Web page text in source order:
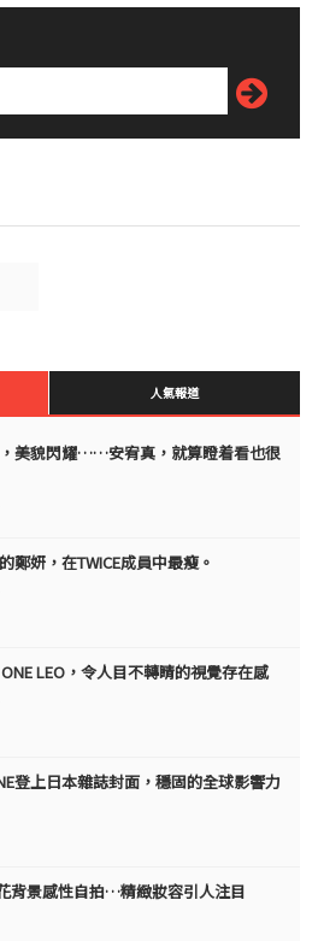
人氣報道
美貌閃耀……安宥真，就算瞪着看也很
鄭妍，在TWICE成員中最瘦。
ONE LEO，令人目不轉睛的視覺存在感
登上日本雜誌封面，穩固的全球影響力
背景感性自拍…精緻妝容引人注目